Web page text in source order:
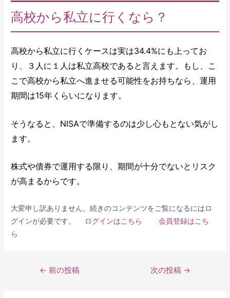
高校から私立に行くなら？
高校から私立に行くケースは実は34.4%にも上ってお
り、３人に１人は私立高校であると言えます。もし、こ
こで高校から私立へ進ませる可能性をお持ちなら、運用
期間は15年くらいになります。
そうなると、NISAで準備するのは少し心もとない気がし
ます。
株式や債券で運用する限り、期間が十分でないとリスク
が高まるからです。
大変申し訳ありません。続きのコンテンツをご覧になるにはロ
グインが必要です。
ログインはこちら
会員登録はこち
ら
← 前の投稿 次の投稿 →